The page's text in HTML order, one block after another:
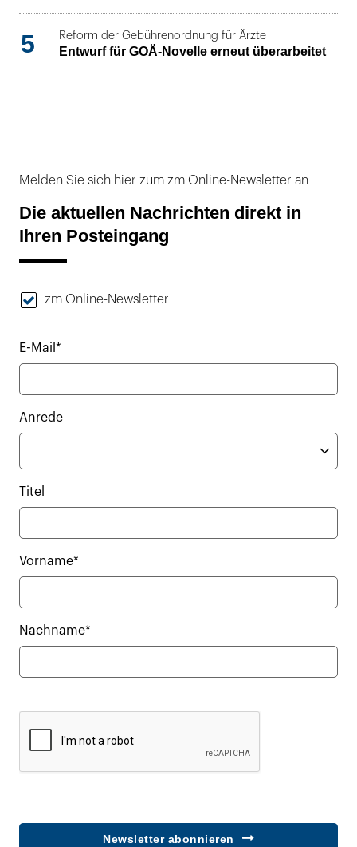
5 Reform der Gebührenordnung für Ärzte
Entwurf für GOÄ-Novelle erneut überarbeitet
Melden Sie sich hier zum zm Online-Newsletter an
Die aktuellen Nachrichten direkt in
Ihren Posteingang
zm Online-Newsletter
E-Mail*
Anrede
Titel
Vorname*
Nachname*
Newsletter abonnieren